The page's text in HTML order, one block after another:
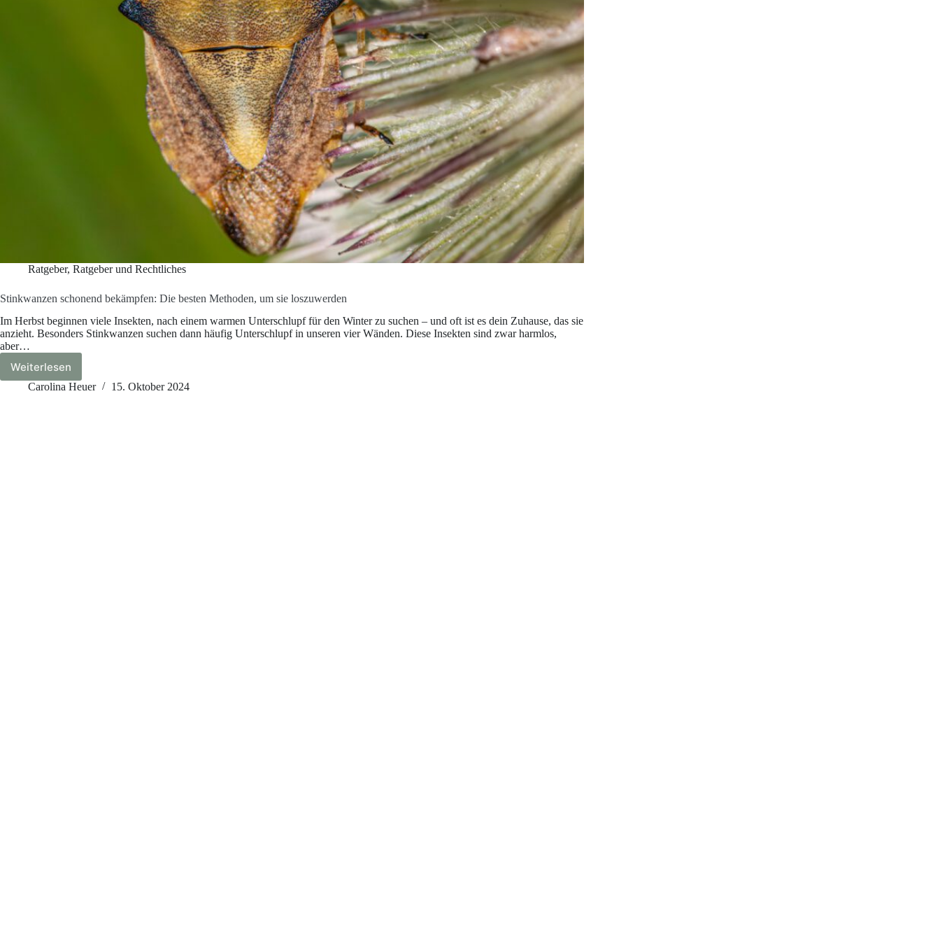
Ratgeber, Ratgeber und Rechtliches
Stinkwanzen schonend bekämpfen: Die besten Methoden, um sie loszuwerden
Im Herbst beginnen viele Insekten, nach einem warmen Unterschlupf für den Winter zu suchen – und oft ist es dein Zuhause, das sie
anzieht. Besonders Stinkwanzen suchen dann häufig Unterschlupf in unseren vier Wänden. Diese Insekten sind zwar harmlos,
aber…
WeiterlesenStinkwanzen
schonend
Carolina Heuer 15. Oktober 2024